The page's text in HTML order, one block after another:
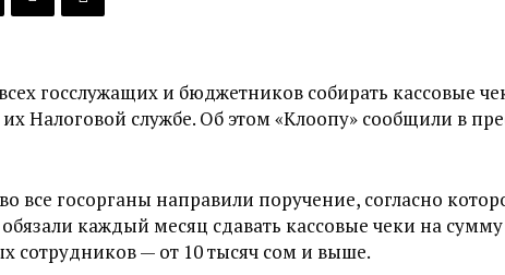
госслужащих и бюджетников собирать кассовые
Налоговой службе. Об этом «Клоопу» сообщили в
все госорганы направили поручение, согласно
каждый месяц сдавать кассовые чеки на сумму
сотрудников — от 10 тысяч сом и выше.